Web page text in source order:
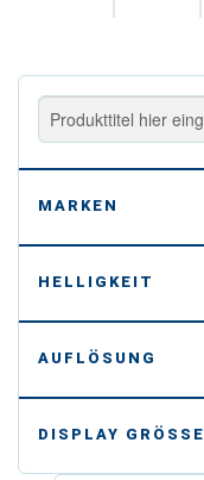
MARKEN
HELLIGKEIT
AUFLÖSUNG
DISPLAY GRÖSSE